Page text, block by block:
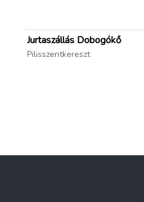
Jurtaszállás Dobogókő
Pilisszentkereszt